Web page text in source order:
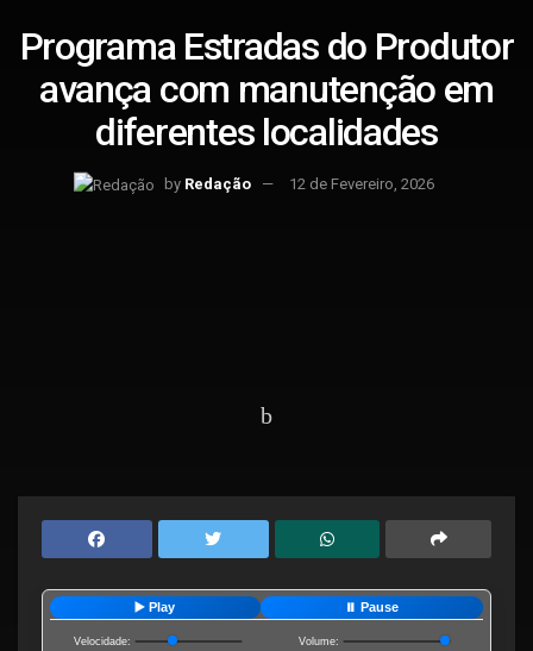
Programa Estradas do Produtor
avança com manutenção em
diferentes localidades
by Redação 12 de Fevereiro, 2026
▶️ Play ⏸️ Pause
Velocidade: Volume: